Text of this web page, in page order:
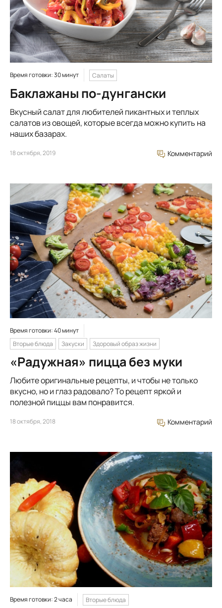
Время готовки: 30 минут Салаты
Баклажаны по-дунгански
Вкусный салат для любителей пикантных и теплых
салатов из овощей, которые всегда можно купить на
наших базарах.
18 октября, 2019 Комментарий
Время готовки: 40 минут
Вторые блюда
Закуски Здоровый образ жизни
«Радужная» пицца без муки
Любите оригинальные рецепты, и чтобы не только
вкусно, но и глаз радовало? То рецепт яркой и
полезной пиццы вам понравится.
18 октября, 2018 Комментарий
Время готовки: 2 часа Вторые блюда